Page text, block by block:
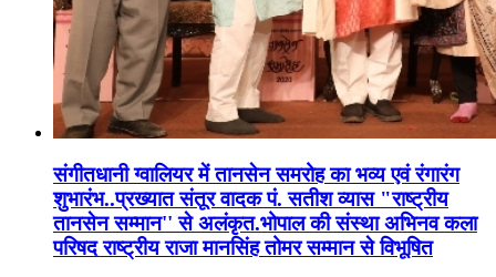
संगीतधानी ग्वालियर में तानसेन समरोह का भव्य एवं रंगारंग
शुभारंभ..प्रख्यात संतूर वादक पं. सतीश व्यास "राष्ट्रीय
तानसेन सम्मान'' से अलंकृत.भोपाल की संस्था अभिनव कला
परिषद राष्ट्रीय राजा मानसिंह तोमर सम्मान से विभूषित